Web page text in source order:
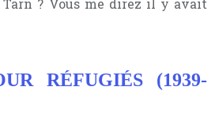
RÉFUGIÉS (1939-